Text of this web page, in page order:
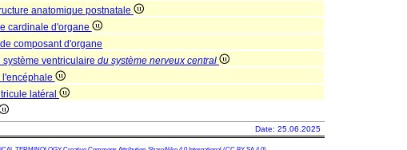
anatomique postnatale
cardinale d'organe
composant d'organe
système ventriculaire du système nerveux central
l'encéphale
latéral
Date: 25.06.2025